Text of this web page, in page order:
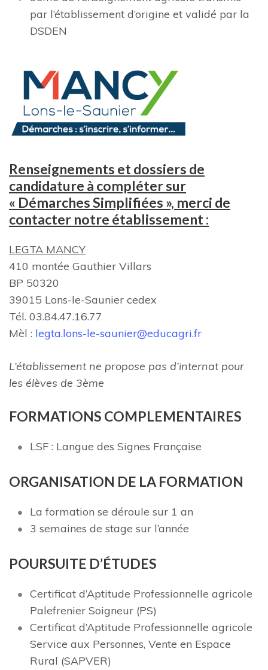
par l’établissement d’origine et validé par la
DSDEN
Renseignements et dossiers de
candidature à compléter sur
« Démarches Simplifiées », merci de
contacter notre établissement :
LEGTA MANCY
410 montée Gauthier Villars
BP 50320
39015 Lons-le-Saunier cedex
Tél. 03.84.47.16.77
Mèl : legta.lons-le-saunier@educagri.fr
L’établissement ne propose pas d’internat pour
les élèves de 3ème
FORMATIONS COMPLEMENTAIRES
LSF : Langue des Signes Française
ORGANISATION DE LA FORMATION
La formation se déroule sur 1 an
3 semaines de stage sur l’année
POURSUITE D’ÉTUDES
Certificat d’Aptitude Professionnelle agricole
Palefrenier Soigneur (PS)
Certificat d’Aptitude Professionnelle agricole
Service aux Personnes, Vente en Espace
Rural (SAPVER)